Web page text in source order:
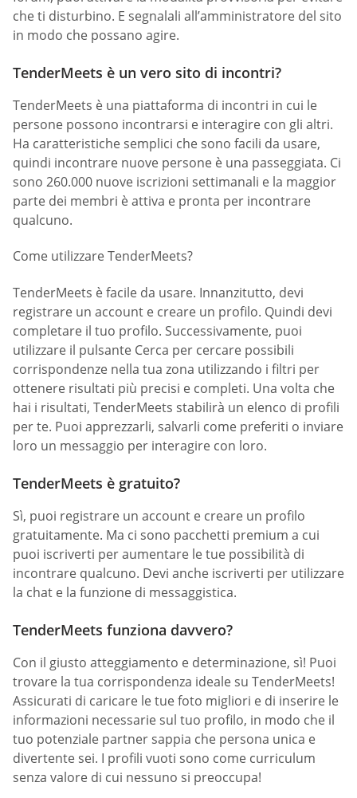
che ti disturbino. E segnalali all’amministratore del sito
in modo che possano agire.
TenderMeets è un vero sito di incontri?
TenderMeets è una piattaforma di incontri in cui le
persone possono incontrarsi e interagire con gli altri.
Ha caratteristiche semplici che sono facili da usare,
quindi incontrare nuove persone è una passeggiata. Ci
sono 260.000 nuove iscrizioni settimanali e la maggior
parte dei membri è attiva e pronta per incontrare
qualcuno.
Come utilizzare TenderMeets?
TenderMeets è facile da usare. Innanzitutto, devi
registrare un account e creare un profilo. Quindi devi
completare il tuo profilo. Successivamente, puoi
utilizzare il pulsante Cerca per cercare possibili
corrispondenze nella tua zona utilizzando i filtri per
ottenere risultati più precisi e completi. Una volta che
hai i risultati, TenderMeets stabilirà un elenco di profili
per te. Puoi apprezzarli, salvarli come preferiti o inviare
loro un messaggio per interagire con loro.
TenderMeets è gratuito?
Sì, puoi registrare un account e creare un profilo
gratuitamente. Ma ci sono pacchetti premium a cui
puoi iscriverti per aumentare le tue possibilità di
incontrare qualcuno. Devi anche iscriverti per utilizzare
la chat e la funzione di messaggistica.
TenderMeets funziona davvero?
Con il giusto atteggiamento e determinazione, sì! Puoi
trovare la tua corrispondenza ideale su TenderMeets!
Assicurati di caricare le tue foto migliori e di inserire le
informazioni necessarie sul tuo profilo, in modo che il
tuo potenziale partner sappia che persona unica e
divertente sei. I profili vuoti sono come curriculum
senza valore di cui nessuno si preoccupa!